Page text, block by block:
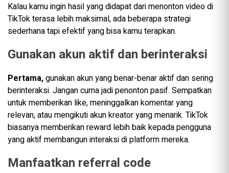
Kalau kamu ingin hasil yang didapat dari menonton video di
TikTok terasa lebih maksimal, ada beberapa strategi
sederhana tapi efektif yang bisa kamu terapkan.
Gunakan akun aktif dan berinteraksi
Pertama,gunakan akun yang benar-benar aktif dan sering
berinteraksi. Jangan cuma jadi penonton pasif. Sempatkan
untuk memberikan like, meninggalkan komentar yang
relevan, atau mengikuti akun kreator yang menarik. TikTok
biasanya memberikan reward lebih baik kepada pengguna
yang aktif membangun interaksi di platform mereka.
Manfaatkan referral code